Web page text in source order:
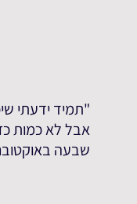
"תמיד ידעתי
אבל לא כמות
שבעה